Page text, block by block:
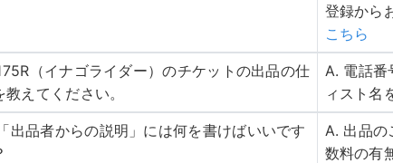
登録から
こちら
（イナゴライダー）のチケットの出品の仕
教えてください。
A. 電話番
ィスト名
出品者からの説明」には何を書けばいいです
A. 出品の
数料の有